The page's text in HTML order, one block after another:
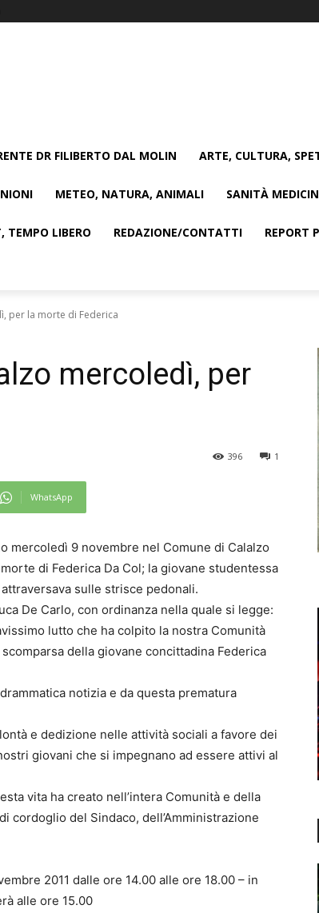
DR FILIBERTO DAL MOLIN ARTE, CULTURA,
METEO, NATURA, ANIMALI SANITÀ
TEMPO LIBERO REDAZIONE/CONTATTI REPORT
per la morte di Federica
mercoledì, per
1
396
WhatsApp
mercoledì 9 novembre nel Comune di Calalzo
di Federica Da Col; la giovane studentessa
sulle strisce pedonali.
De Carlo, con ordinanza nella quale si legge:
lutto che ha colpito la nostra Comunità
della giovane concittadina Federica
notizia e da questa prematura
e dedizione nelle attività sociali a favore dei
giovani che si impegnano ad essere attivi al
vita ha creato nell’intera Comunità e della
del Sindaco, dell’Amministrazione
2011 dalle ore 14.00 alle ore 18.00 – in
alle ore 15.00